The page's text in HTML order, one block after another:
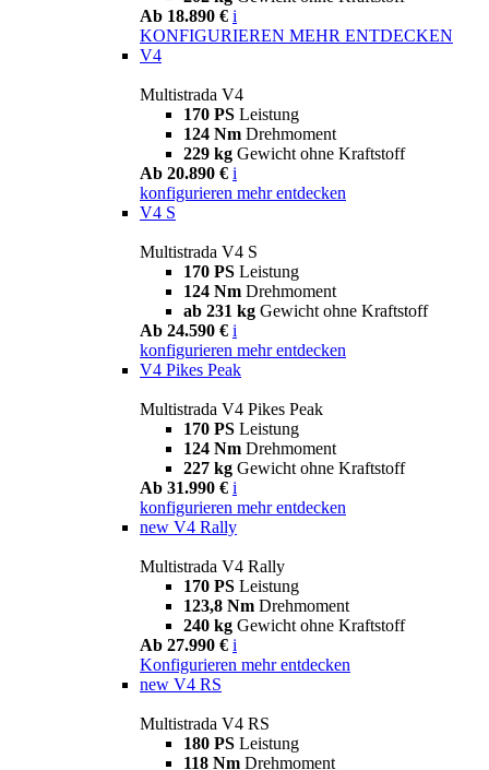
Ab 18.890 € i
KONFIGURIEREN MEHR ENTDECKEN
V4
Multistrada V4
170 PS Leistung
124 Nm Drehmoment
229 kg Gewicht ohne Kraftstoff
Ab 20.890 € i
konfigurieren mehr entdecken
V4 S
Multistrada V4 S
170 PS Leistung
124 Nm Drehmoment
ab 231 kg Gewicht ohne Kraftstoff
Ab 24.590 € i
konfigurieren mehr entdecken
V4 Pikes Peak
Multistrada V4 Pikes Peak
170 PS Leistung
124 Nm Drehmoment
227 kg Gewicht ohne Kraftstoff
Ab 31.990 € i
konfigurieren mehr entdecken
new V4 Rally
Multistrada V4 Rally
170 PS Leistung
123,8 Nm Drehmoment
240 kg Gewicht ohne Kraftstoff
Ab 27.990 € i
Konfigurieren mehr entdecken
new V4 RS
Multistrada V4 RS
180 PS Leistung
118 Nm Drehmoment